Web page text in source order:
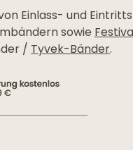
Einlass- und
sowie
/ Tyvek-Bänder.